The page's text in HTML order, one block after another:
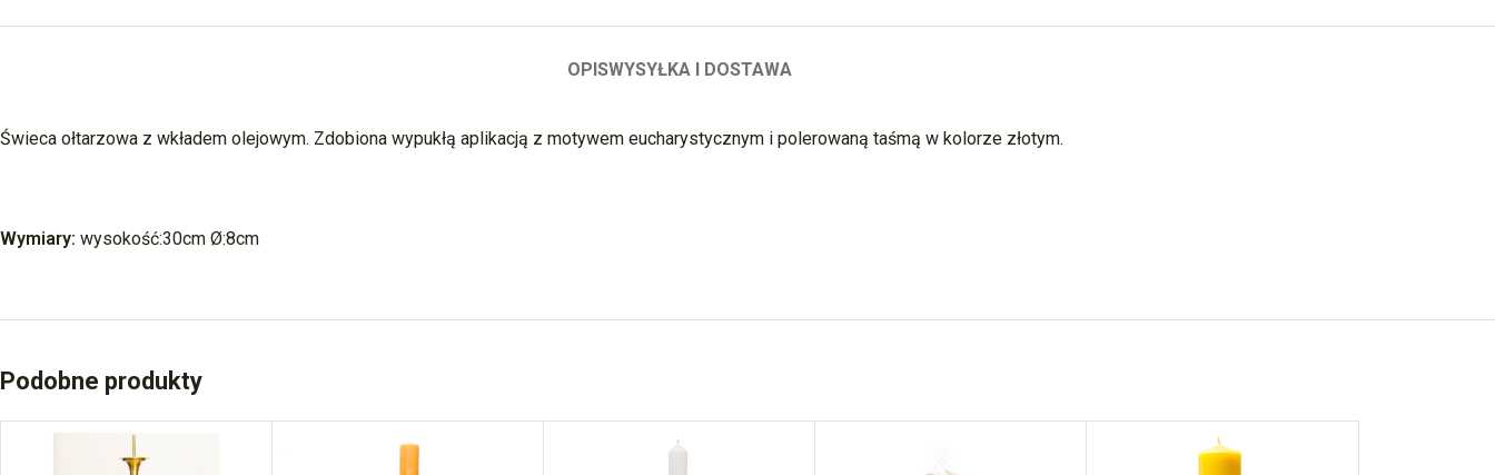
OPISWYSYŁKA I DOSTAWA
Świeca ołtarzowa z wkładem olejowym. Zdobiona wypukłą aplikacją z motywem eucharystycznym i polerowaną taśmą w kolorze złotym.
Wymiary: wysokość:30cm Ø:8cm
Podobne produkty